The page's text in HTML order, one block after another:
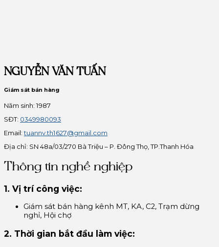
NGUYỄN VĂN TUẤN
Giám sát bán hàng
Năm sinh: 1987
SĐT: 0349980093
Email:tuannv.th1627@gmail.com
Địa chỉ: SN 48a/03/270 Bà Triệu – P. Đông Thọ, TP.Thanh Hóa
Thông tin nghề nghiệp
1. Vị trí công việc:
Giám sát bán hàng kênh MT, KA, C2, Trạm dừng
nghỉ, Hội chợ
2. Thời gian bắt đầu làm việc: